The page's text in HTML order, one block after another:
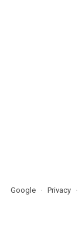
Google Privacy